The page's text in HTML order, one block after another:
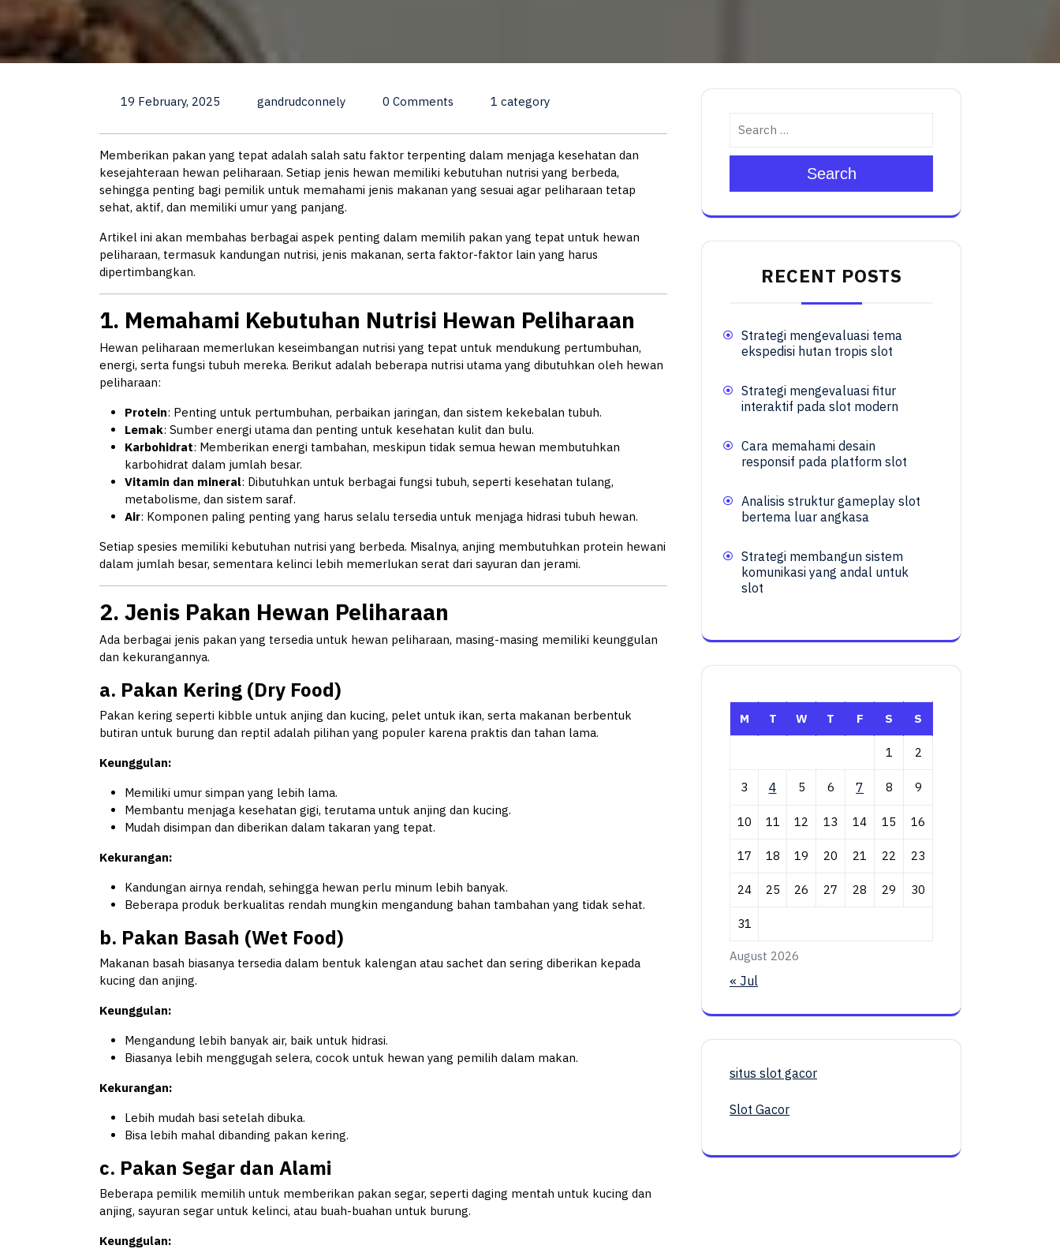
19 February, 2025 gandrudconnely 0 Comments 1 category
Memberikan pakan yang tepat adalah salah satu faktor terpenting dalam menjaga kesehatan dan
kesejahteraan hewan peliharaan. Setiap jenis hewan memiliki kebutuhan nutrisi yang berbeda,
sehingga penting bagi pemilik untuk memahami jenis makanan yang sesuai agar peliharaan tetap
sehat, aktif, dan memiliki umur yang panjang.
Artikel ini akan membahas berbagai aspek penting dalam memilih pakan yang tepat untuk hewan
peliharaan, termasuk kandungan nutrisi, jenis makanan, serta faktor-faktor lain yang harus
dipertimbangkan.
1. Memahami Kebutuhan Nutrisi Hewan Peliharaan
Hewan peliharaan memerlukan keseimbangan nutrisi yang tepat untuk mendukung pertumbuhan,
energi, serta fungsi tubuh mereka. Berikut adalah beberapa nutrisi utama yang dibutuhkan oleh hewan
peliharaan:
Protein: Penting untuk pertumbuhan, perbaikan jaringan, dan sistem kekebalan tubuh.
Lemak: Sumber energi utama dan penting untuk kesehatan kulit dan bulu.
Karbohidrat: Memberikan energi tambahan, meskipun tidak semua hewan membutuhkan
karbohidrat dalam jumlah besar.
Vitamin dan mineral: Dibutuhkan untuk berbagai fungsi tubuh, seperti kesehatan tulang,
metabolisme, dan sistem saraf.
Air: Komponen paling penting yang harus selalu tersedia untuk menjaga hidrasi tubuh hewan.
Setiap spesies memiliki kebutuhan nutrisi yang berbeda. Misalnya, anjing membutuhkan protein hewani
dalam jumlah besar, sementara kelinci lebih memerlukan serat dari sayuran dan jerami.
2. Jenis Pakan Hewan Peliharaan
Ada berbagai jenis pakan yang tersedia untuk hewan peliharaan, masing-masing memiliki keunggulan
dan kekurangannya.
a. Pakan Kering (Dry Food)
Pakan kering seperti kibble untuk anjing dan kucing, pelet untuk ikan, serta makanan berbentuk
butiran untuk burung dan reptil adalah pilihan yang populer karena praktis dan tahan lama.
Keunggulan:
Memiliki umur simpan yang lebih lama.
Membantu menjaga kesehatan gigi, terutama untuk anjing dan kucing.
Mudah disimpan dan diberikan dalam takaran yang tepat.
Kekurangan:
Kandungan airnya rendah, sehingga hewan perlu minum lebih banyak.
Beberapa produk berkualitas rendah mungkin mengandung bahan tambahan yang tidak sehat.
b. Pakan Basah (Wet Food)
Makanan basah biasanya tersedia dalam bentuk kalengan atau sachet dan sering diberikan kepada
kucing dan anjing.
Keunggulan:
Mengandung lebih banyak air, baik untuk hidrasi.
Biasanya lebih menggugah selera, cocok untuk hewan yang pemilih dalam makan.
Kekurangan:
Lebih mudah basi setelah dibuka.
Bisa lebih mahal dibanding pakan kering.
c. Pakan Segar dan Alami
Beberapa pemilik memilih untuk memberikan pakan segar, seperti daging mentah untuk kucing dan
anjing, sayuran segar untuk kelinci, atau buah-buahan untuk burung.
Keunggulan:
Search
RECENT POSTS
Strategi mengevaluasi tema
ekspedisi hutan tropis slot
Strategi mengevaluasi fitur
interaktif pada slot modern
Cara memahami desain
responsif pada platform slot
Analisis struktur gameplay slot
bertema luar angkasa
Strategi membangun sistem
komunikasi yang andal untuk
slot
August 2026
M T W T F S S
1 2
3 4 5 6 7 8 9
10 11 12 13 14 15 16
17 18 19 20 21 22 23
24 25 26 27 28 29 30
31
« Jul
situs slot gacor
Slot Gacor